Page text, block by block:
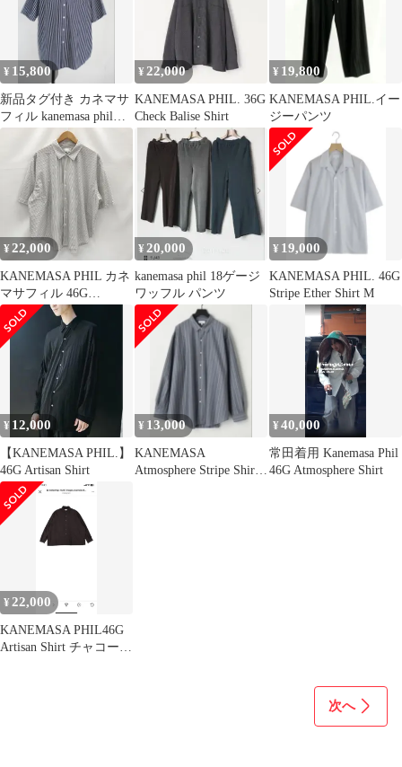
¥ 15,800
新品タグ付き カネマサ
フィル kanemasa phil半
¥22,000
KANEMASA PHIL. 36G
Check Balise Shirt
¥ 19,800
KANEMASA PHIL.イー
ジーパンツ
¥22,000
KANEMASA PHIL カネ
マサフィル 46G
Atmosphere Stripe S/S
Shirt アトモスフィア ス
トライプ半袖シャツ
KM25S-027PBLACK 美
品 Mサイズ カジュアル
メンズ ブラック トップ
ス ★SS667
¥20,000
kanemasa phil 18ゲージ
ワッフル パンツ
¥ 19,000
KANEMASA PHIL. 46G
Stripe Ether Shirt M
¥ 12,000
【KANEMASA PHIL.】
46G Artisan Shirt
¥ 13,000
KANEMASA
Atmosphere Stripe Shirt
¥40,000
常田着用 Kanemasa Phil
46G Atmosphere Shirt
¥22,000
KANEMASA PHIL46G
Artisan Shirt チャコー
次へ